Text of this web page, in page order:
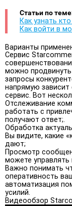
Статьи по
Как узнать
Как войти в
Варианты
Сервис
можно
запросы
напрямую зависит
сервис. Вот
Отслеживание
работать с
получают ответ;.
Обработка
Вы видите, какие
дают;
Просмотр
можете управлять
Важно понимать
оперативность
автоматизация
усилий.
Видеообзор